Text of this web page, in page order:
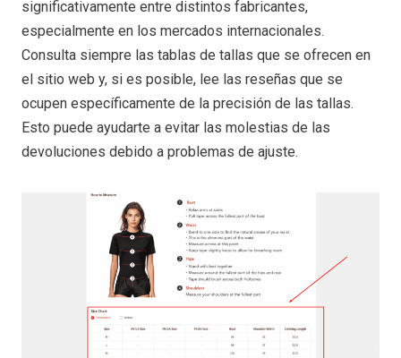
significativamente entre distintos fabricantes,
especialmente en los mercados internacionales.
Consulta siempre las tablas de tallas que se ofrecen en
el sitio web y, si es posible, lee las reseñas que se
ocupen específicamente de la precisión de las tallas.
Esto puede ayudarte a evitar las molestias de las
devoluciones debido a problemas de ajuste.